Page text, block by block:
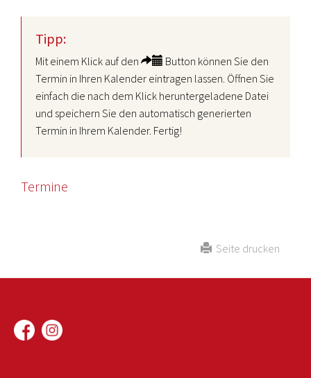
Tipp:
Mit einem Klick auf den
Button können Sie den
Termin in Ihren Kalender eintragen lassen. Öffnen Sie
einfach die nach dem Klick heruntergeladene Datei
und speichern Sie den automatisch generierten
Termin in Ihrem Kalender. Fertig!
Termine
Seite drucken